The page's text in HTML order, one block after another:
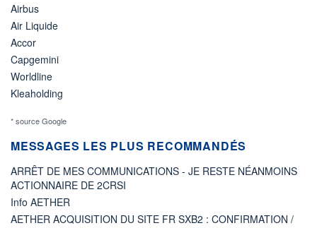
Airbus
Air Liquide
Accor
Capgemini
Worldline
Kleaholding
* source Google
MESSAGES LES PLUS RECOMMANDÉS
ARRÊT DE MES COMMUNICATIONS - JE RESTE NÉANMOINS
ACTIONNAIRE DE 2CRSI
Info AETHER
AETHER ACQUISITION DU SITE FR SXB2 : CONFIRMATION /